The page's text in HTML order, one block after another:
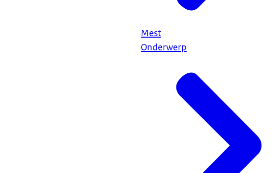
Mest
Onderwerp